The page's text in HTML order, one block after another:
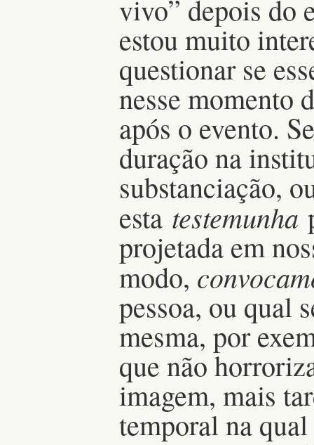
vivo” depois do
estou muito
questionar se
nesse momento
após o evento.
duração na
substanciação,
esta testemunha
projetada em
modo,
pessoa, ou qual
mesma, por
que não
imagem, mais
temporal na